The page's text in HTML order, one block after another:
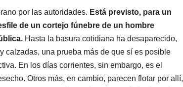
por las autoridades. Está previsto, para un
de un cortejo fúnebre de un hombre
Hasta la basura cotidiana ha desaparecido,
calzadas, una prueba más de que sí es posible
En los días corrientes, sin embargo, es el
Otros más, en cambio, parecen flotar por allí,